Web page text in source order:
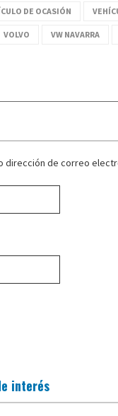
DE OCASIÓN
VOLVO VW NAVARRA
dirección de correo
interés